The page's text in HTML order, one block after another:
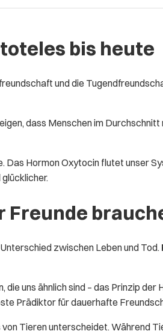
bis heute
und die
dass Menschen im Durchschnitt
Hormon Oxytocin flutet unser
Freunde
zwischen Leben und Tod.
uns ähnlich sind – das Prinzip
Prädiktor für dauerhafte
von Tieren unterscheidet. Während